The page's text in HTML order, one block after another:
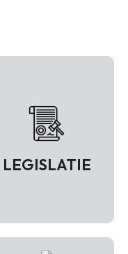
LEGISLATIE